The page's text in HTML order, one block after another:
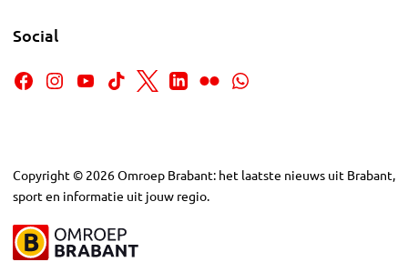
Social
Copyright © 2026Omroep Brabant: het laatste nieuws uit Brabant,
sport en informatie uit jouw regio.